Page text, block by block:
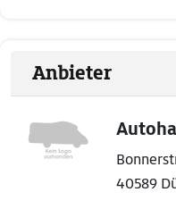
Anbieter
40589